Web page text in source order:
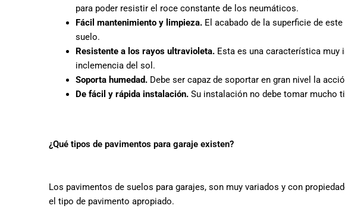
para poder resistir el roce constante de los neumáticos.
Fácil mantenimiento y limpieza. El acabado de la superficie de
suelo.
Resistente a los rayos ultravioleta. Esta es una característica muy
inclemencia del sol.
Soporta humedad. Debe ser capaz de soportar en gran nivel la
De fácil y rápida instalación. Su instalación no debe tomar mucho
¿Qué tipos de pavimentos para garaje existen?
Los pavimentos de suelos para garajes, son muy variados y con
el tipo de pavimento apropiado.